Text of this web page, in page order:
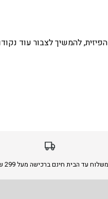
להמשיך לצבור עוד
משלוח עד הבית חינם ברכישה מעל 299 ש״ח